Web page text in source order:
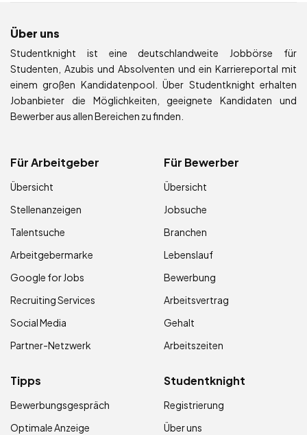
Über uns
Studentknight ist eine deutschlandweite Jobbörse für
Studenten, Azubis und Absolventen und ein Karriereportal mit
einem großen Kandidatenpool. Über Studentknight erhalten
Jobanbieter die Möglichkeiten, geeignete Kandidaten und
Bewerber aus allen Bereichen zu finden.
Für Arbeitgeber
Übersicht
Stellenanzeigen
Talentsuche
Arbeitgebermarke
Google for Jobs
Recruiting Services
Social Media
Partner-Netzwerk
Für Bewerber
Übersicht
Jobsuche
Branchen
Lebenslauf
Bewerbung
Arbeitsvertrag
Gehalt
Arbeitszeiten
Tipps
Bewerbungsgespräch
Optimale Anzeige
Studentknight
Registrierung
Über uns